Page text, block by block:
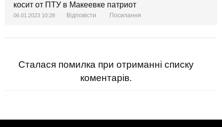
косит от ПТУ в Макеевке патриот
06.01.2023 10:28 Відповісти Посилання
Сталася помилка при отриманні списку
коментарів.